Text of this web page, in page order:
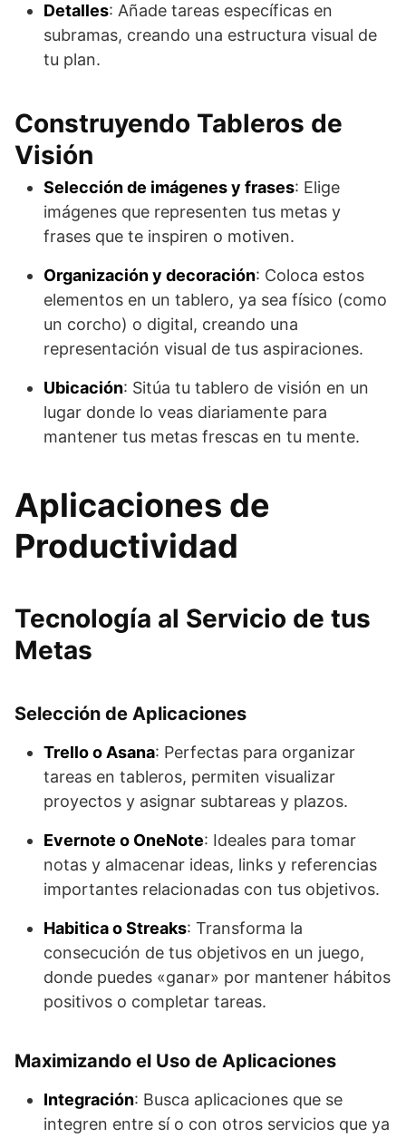
Detalles: Añade tareas específicas en
subramas, creando una estructura visual de
tu plan.
Construyendo Tableros de
Visión
Selección de imágenes y frases: Elige
imágenes que representen tus metas y
frases que te inspiren o motiven.
Organización y decoración: Coloca estos
elementos en un tablero, ya sea físico (como
un corcho) o digital, creando una
representación visual de tus aspiraciones.
Ubicación: Sitúa tu tablero de visión en un
lugar donde lo veas diariamente para
mantener tus metas frescas en tu mente.
Aplicaciones de
Productividad
Tecnología al Servicio de tus
Metas
Selección de Aplicaciones
Trello o Asana: Perfectas para organizar
tareas en tableros, permiten visualizar
proyectos y asignar subtareas y plazos.
Evernote o OneNote: Ideales para tomar
notas y almacenar ideas, links y referencias
importantes relacionadas con tus objetivos.
Habitica o Streaks: Transforma la
consecución de tus objetivos en un juego,
donde puedes «ganar» por mantener hábitos
positivos o completar tareas.
Maximizando el Uso de Aplicaciones
Integración: Busca aplicaciones que se
integren entre sí o con otros servicios que ya